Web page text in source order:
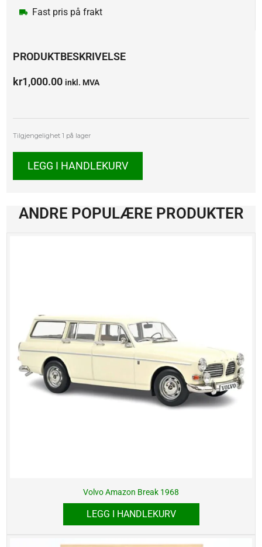
Fast pris på frakt
PRODUKTBESKRIVELSE
kr1,000.00 inkl. MVA
Tilgjengelighet 1 på lager
Wartburg
antallLEGG I HANDLEKURV
ANDRE POPULÆRE PRODUKTER
Volvo Amazon Break 1968
LEGG I HANDLEKURV